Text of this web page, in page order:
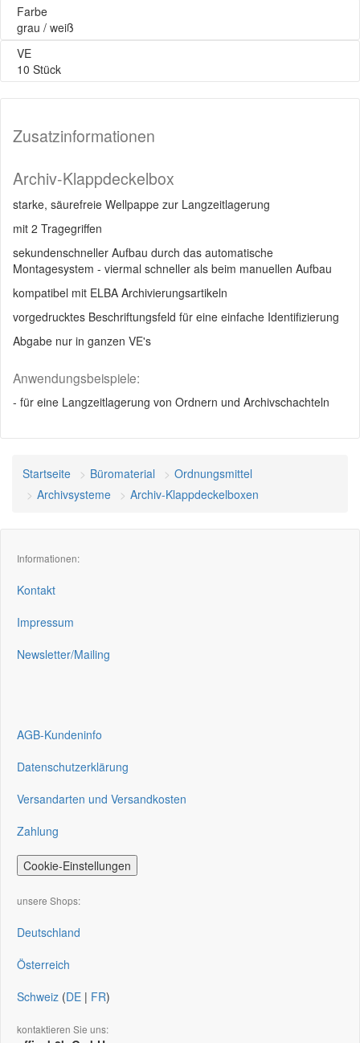
Farbe
grau / weiß
VE
10 Stück
Zusatzinformationen
Archiv-Klappdeckelbox
starke, säurefreie Wellpappe zur Langzeitlagerung
mit 2 Tragegriffen
sekundenschneller Aufbau durch das automatische
Montagesystem - viermal schneller als beim manuellen Aufbau
kompatibel mit ELBA Archivierungsartikeln
vorgedrucktes Beschriftungsfeld für eine einfache Identifizierung
Abgabe nur in ganzen VE's
Anwendungsbeispiele:
- für eine Langzeitlagerung von Ordnern und Archivschachteln
Startseite Büromaterial
Ordnungsmittel
Archivsysteme
Archiv-Klappdeckelboxen
Informationen:
Kontakt
Impressum
Newsletter/Mailing
AGB-Kundeninfo
Datenschutzerklärung
Versandarten und Versandkosten
Zahlung
Cookie-Einstellungen
unsere Shops:
Deutschland
Österreich
Schweiz (DE | FR)
kontaktieren Sie uns: